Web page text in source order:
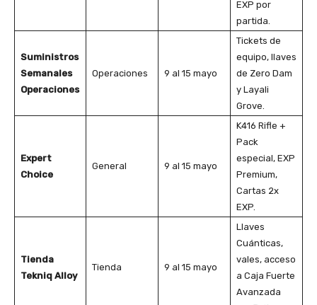
EXP por
partida.
Suministros
Semanales
Operaciones
Operaciones 9 al 15 mayo
Tickets de
equipo, llaves
de Zero Dam
y Layali
Grove.
Expert
Choice
General 9 al 15 mayo
K416 Rifle +
Pack
especial, EXP
Premium,
Cartas 2x
EXP.
Tienda
Tekniq Alloy
Tienda 9 al 15 mayo
Llaves
Cuánticas,
vales, acceso
a Caja Fuerte
Avanzada